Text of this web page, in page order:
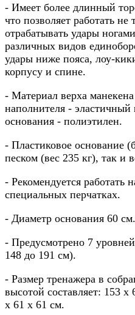
- Имеет более длинный
что позволяет работать
отрабатывать удары
различных видов
удары ниже пояса, лоу-
корпусу и спине.
- Материал верха
наполнителя -
основания - полиэтилен.
- Пластиковое основание
песком (вес 235 кг), так и
- Рекомендуется работать
специальных перчатках.
- Диаметр основания 60 см.
- Предусмотрено 7
148 до 191 см).
- Размер тренажера в
высотой составляет: 153
х 61 х 61 см.